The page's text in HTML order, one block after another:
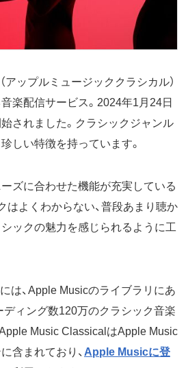
アップルミュージッククラシカル）
楽配信サービス。2024年1月24日
されました。クラシックジャンル
しい特徴を持っています。
ズに合わせた機能が充実している
はよくわからない、普段あまり聴か
ックの魅力を感じられるように工
は、Apple Musicのライブラリにあ
ディング数120万のクラシック音楽
Music ClassicalはApple Music
含まれており、 Apple Musicに登